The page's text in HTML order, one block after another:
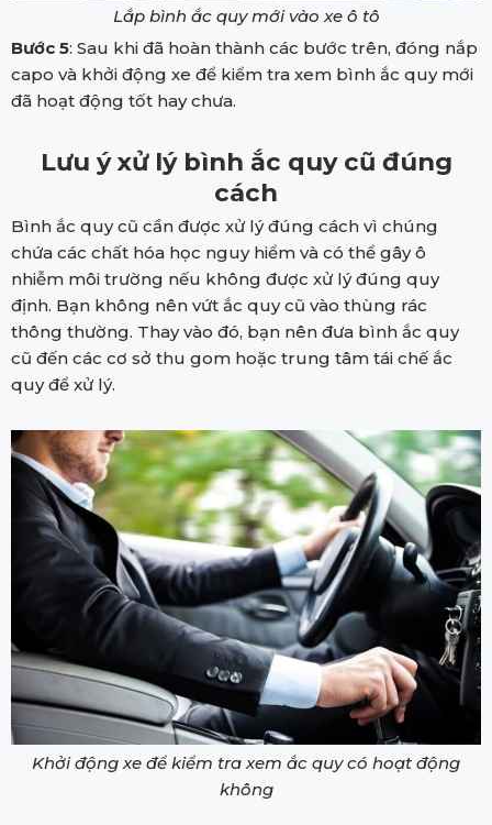
Lắp bình ắc quy mới vào xe ô tô
Bước 5: Sau khi đã hoàn thành các bước trên, đóng nắp
capo và khởi động xe để kiểm tra xem bình ắc quy mới
đã hoạt động tốt hay chưa.
Lưu ý xử lý bình ắc quy cũ đúng
cách
Bình ắc quy cũ cần được xử lý đúng cách vì chúng
chứa các chất hóa học nguy hiểm và có thể gây ô
nhiễm môi trường nếu không được xử lý đúng quy
định. Bạn không nên vứt ắc quy cũ vào thùng rác
thông thường. Thay vào đó, bạn nên đưa bình ắc quy
cũ đến các cơ sở thu gom hoặc trung tâm tái chế ắc
quy để xử lý.
Khởi động xe để kiểm tra xem ắc quy có hoạt động
không